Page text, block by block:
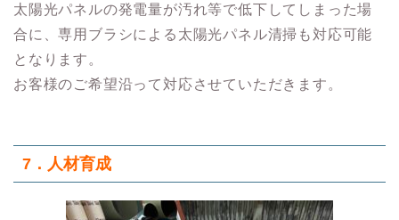
太陽光パネルの発電量が汚れ等で低下してしまった場
合に、専用ブラシによる太陽光パネル清掃も対応可能
となります。
お客様のご希望沿って対応させていただきます。
7．人材育成